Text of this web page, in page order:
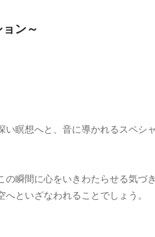
ン～
瞑想へと、音に導かれるスペシ
瞬間に心をいきわたらせる気づ
といざなわれることでしょう。